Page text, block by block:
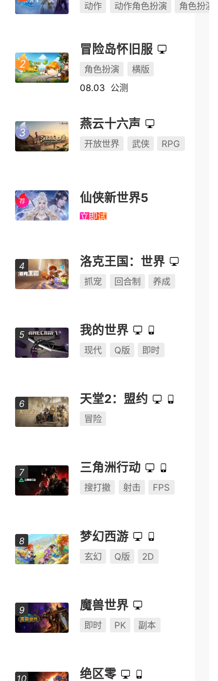
动作 动作角色扮演 角色扮演
冒险岛怀旧服
角色扮演
横版
08.03 公测
燕云十六声
开放世界 武侠 RPG
仙侠新世界5
立即试玩
洛克王国：世界
抓宠 回合制 养成
我的世界
现代 Q版 即时
天堂2：盟约
冒险
三角洲行动
搜打撤 射击 FPS
梦幻西游
玄幻 Q版 2D
魔兽世界
即时 PK 副本
绝区零